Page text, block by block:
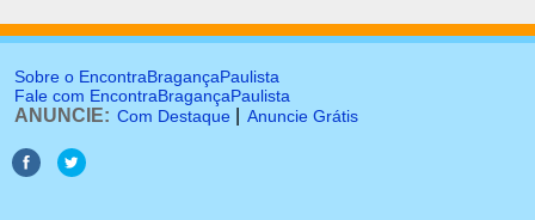
Sobre o EncontraBragançaPaulista
Fale com EncontraBragançaPaulista
ANUNCIE: Com Destaque Anuncie Grátis